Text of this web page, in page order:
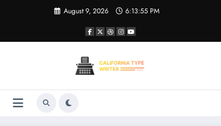
August 9, 2026 6:13:55 PM